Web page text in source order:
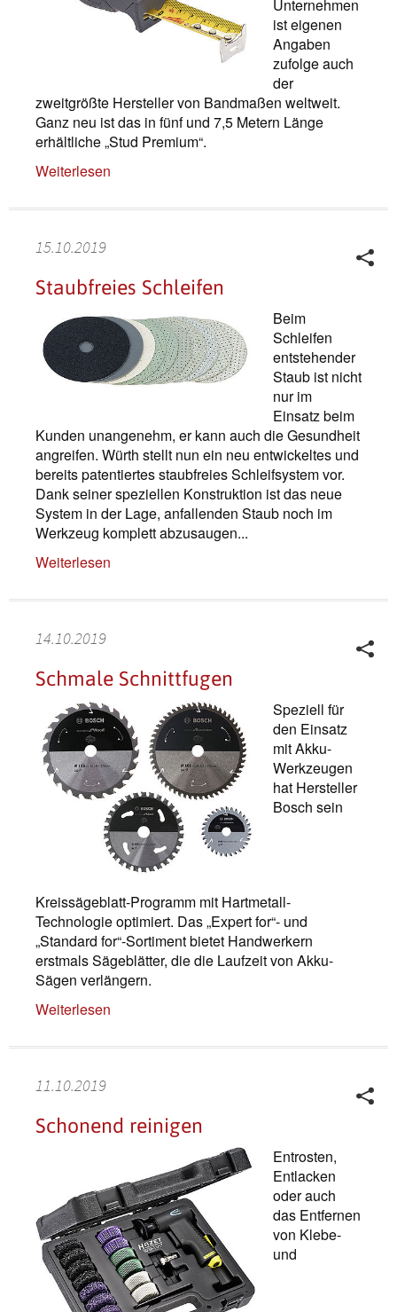
Unternehmen
ist eigenen
Angaben
zufolge auch
der
zweitgrößte Hersteller von Bandmaßen weltweit.
Ganz neu ist das in fünf und 7,5 Metern Länge
erhältliche „Stud Premium“.
Weiterlesen
15.10.2019
Staubfreies Schleifen
Beim
Schleifen
entstehender
Staub ist nicht
nur im
Einsatz beim
Kunden unangenehm, er kann auch die Gesundheit
angreifen. Würth stellt nun ein neu ent­wickeltes und
bereits patentiertes staubfreies Schleifsystem vor.
Dank seiner speziellen Konstruktion ist das neue
System in der Lage, anfallenden Staub noch im
Werkzeug komplett abzusaugen...
Weiterlesen
14.10.2019
Schmale Schnittfugen
Speziell für
den Einsatz
mit Akku-
Werkzeugen
hat Hersteller
Bosch sein
Kreissägeblatt-Programm mit Hartmetall-
Technologie optimiert. Das „Expert for“- und
„Standard for“-Sortiment bietet Handwerkern
erstmals Sägeblätter, die die Laufzeit von Akku-
Sägen verlängern.
Weiterlesen
11.10.2019
Schonend reinigen
Entrosten,
Entlacken
oder auch
das Entfernen
von Klebe-
und